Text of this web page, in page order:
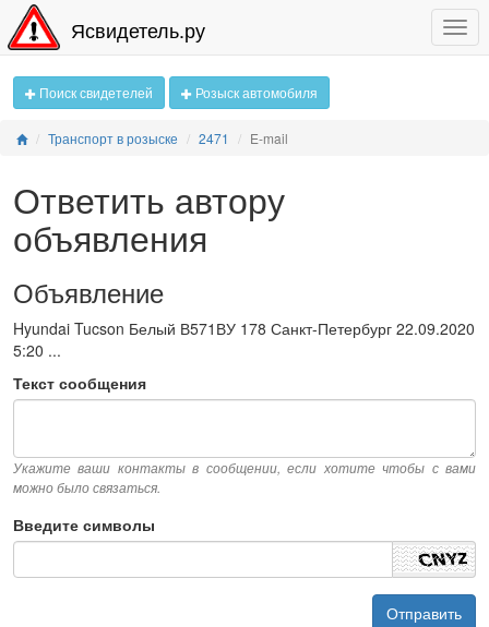
Ясвидетель.ру
Поиск свидетелей Розыск автомобиля
Транспорт в розыске 2471 E-mail
Ответить автору
объявления
Объявление
Hyundai Tucson Белый В571ВУ 178 Санкт-Петербург 22.09.2020
5:20 ...
Текст сообщения
Укажите ваши контакты в сообщении, если хотите чтобы с вами
можно было связаться.
Введите символы